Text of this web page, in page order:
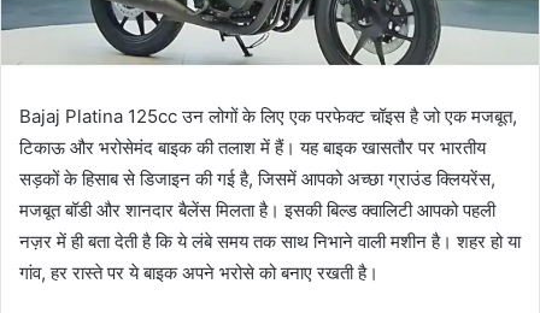
Bajaj Platina 125cc उन लोगों के लिए एक परफेक्ट चॉइस है जो एक मजबूत,
टिकाऊ और भरोसेमंद बाइक की तलाश में हैं। यह बाइक खासतौर पर भारतीय
सड़कों के हिसाब से डिजाइन की गई है, जिसमें आपको अच्छा ग्राउंड क्लियरेंस,
मजबूत बॉडी और शानदार बैलेंस मिलता है। इसकी बिल्ड क्वालिटी आपको पहली
नज़र में ही बता देती है कि ये लंबे समय तक साथ निभाने वाली मशीन है। शहर हो या
गांव, हर रास्ते पर ये बाइक अपने भरोसे को बनाए रखती है।